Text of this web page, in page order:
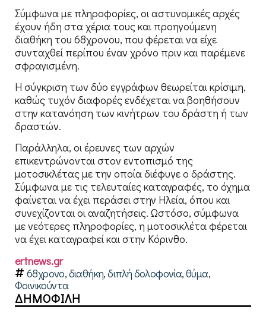
Σύμφωνα με πληροφορίες, οι αστυνομικές αρχές
έχουν ήδη στα χέρια τους και προηγούμενη
διαθήκη του 68χρονου, που φέρεται να είχε
συνταχθεί περίπου έναν χρόνο πριν και παρέμενε
σφραγισμένη.
Η σύγκριση των δύο εγγράφων θεωρείται κρίσιμη,
καθώς τυχόν διαφορές ενδέχεται να βοηθήσουν
στην κατανόηση των κινήτρων του δράστη ή των
δραστών.
Παράλληλα, οι έρευνες των αρχών
επικεντρώνονται στον εντοπισμό της
μοτοσικλέτας με την οποία διέφυγε ο δράστης.
Σύμφωνα με τις τελευταίες καταγραφές, το όχημα
φαίνεται να έχει περάσει στην Ηλεία, όπου και
συνεχίζονται οι αναζητήσεις. Ωστόσο, σύμφωνα
με νεότερες πληροφορίες, η μοτοσικλέτα φέρεται
να έχει καταγραφεί και στην Κόρινθο.
ertnews.gr
68χρονο,διαθήκη,διπλή δολοφονία,θύμα,
Φοινικούντα
ΔΗΜΟΦΙΛΗ